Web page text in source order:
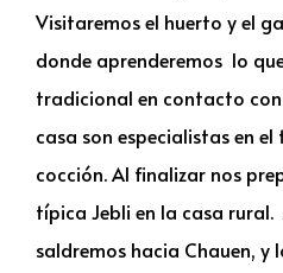
Visitaremos el huerto y el
donde aprenderemos lo
tradicional en contacto con
casa son especialistas en
cocción. Al finalizar nos
típica Jebli en la casa
saldremos hacia Chauen, y